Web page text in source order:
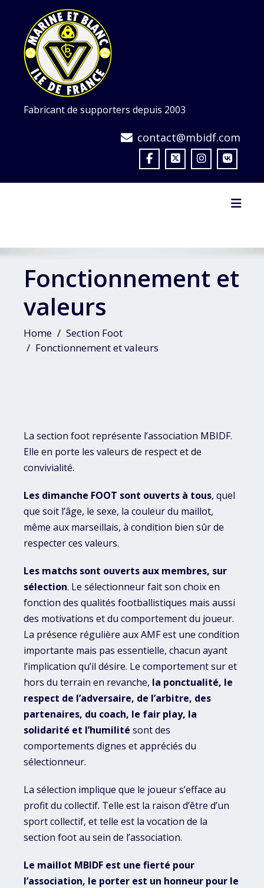
content
Fabricant de supporters depuis 2003
contact@mbidf.com
Fonctionnement et
valeurs
Home
Section Foot
Fonctionnement et valeurs
La section foot représente l’association MBIDF.
Elle en porte les valeurs de respect et de
convivialité.
Les dimanche FOOT sont ouverts à tous, quel
que soit l’âge, le sexe, la couleur du maillot,
même aux marseillais, à condition bien sûr de
respecter ces valeurs.
Les matchs sont ouverts aux membres, sur
sélection. Le sélectionneur fait son choix en
fonction des qualités footballistiques mais aussi
des motivations et du comportement du joueur.
La présence régulière aux AMF est une condition
importante mais pas essentielle, chacun ayant
l’implication qu’il désire. Le comportement sur et
hors du terrain en revanche, la ponctualité, le
respect de l’adversaire, de l’arbitre, des
partenaires, du coach, le fair play, la
solidarité et l’humilité sont des
comportements dignes et appréciés du
sélectionneur.
La sélection implique que le joueur s’efface au
profit du collectif. Telle est la raison d’être d’un
sport collectif, et telle est la vocation de la
section foot au sein de l’association.
Le maillot MBIDF est une fierté pour
l’association, le porter est un honneur pour le